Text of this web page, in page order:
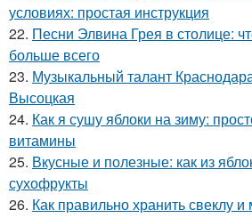
условиях: простая инструкция
22. Песни Элвина Грея в столице:
больше всего
23. Музыкальный талант
Высоцкая
24. Как я сушу яблоки на зиму:
витамины
25. Вкусные и полезные: как из
сухофрукты
26. Как правильно хранить свеклу